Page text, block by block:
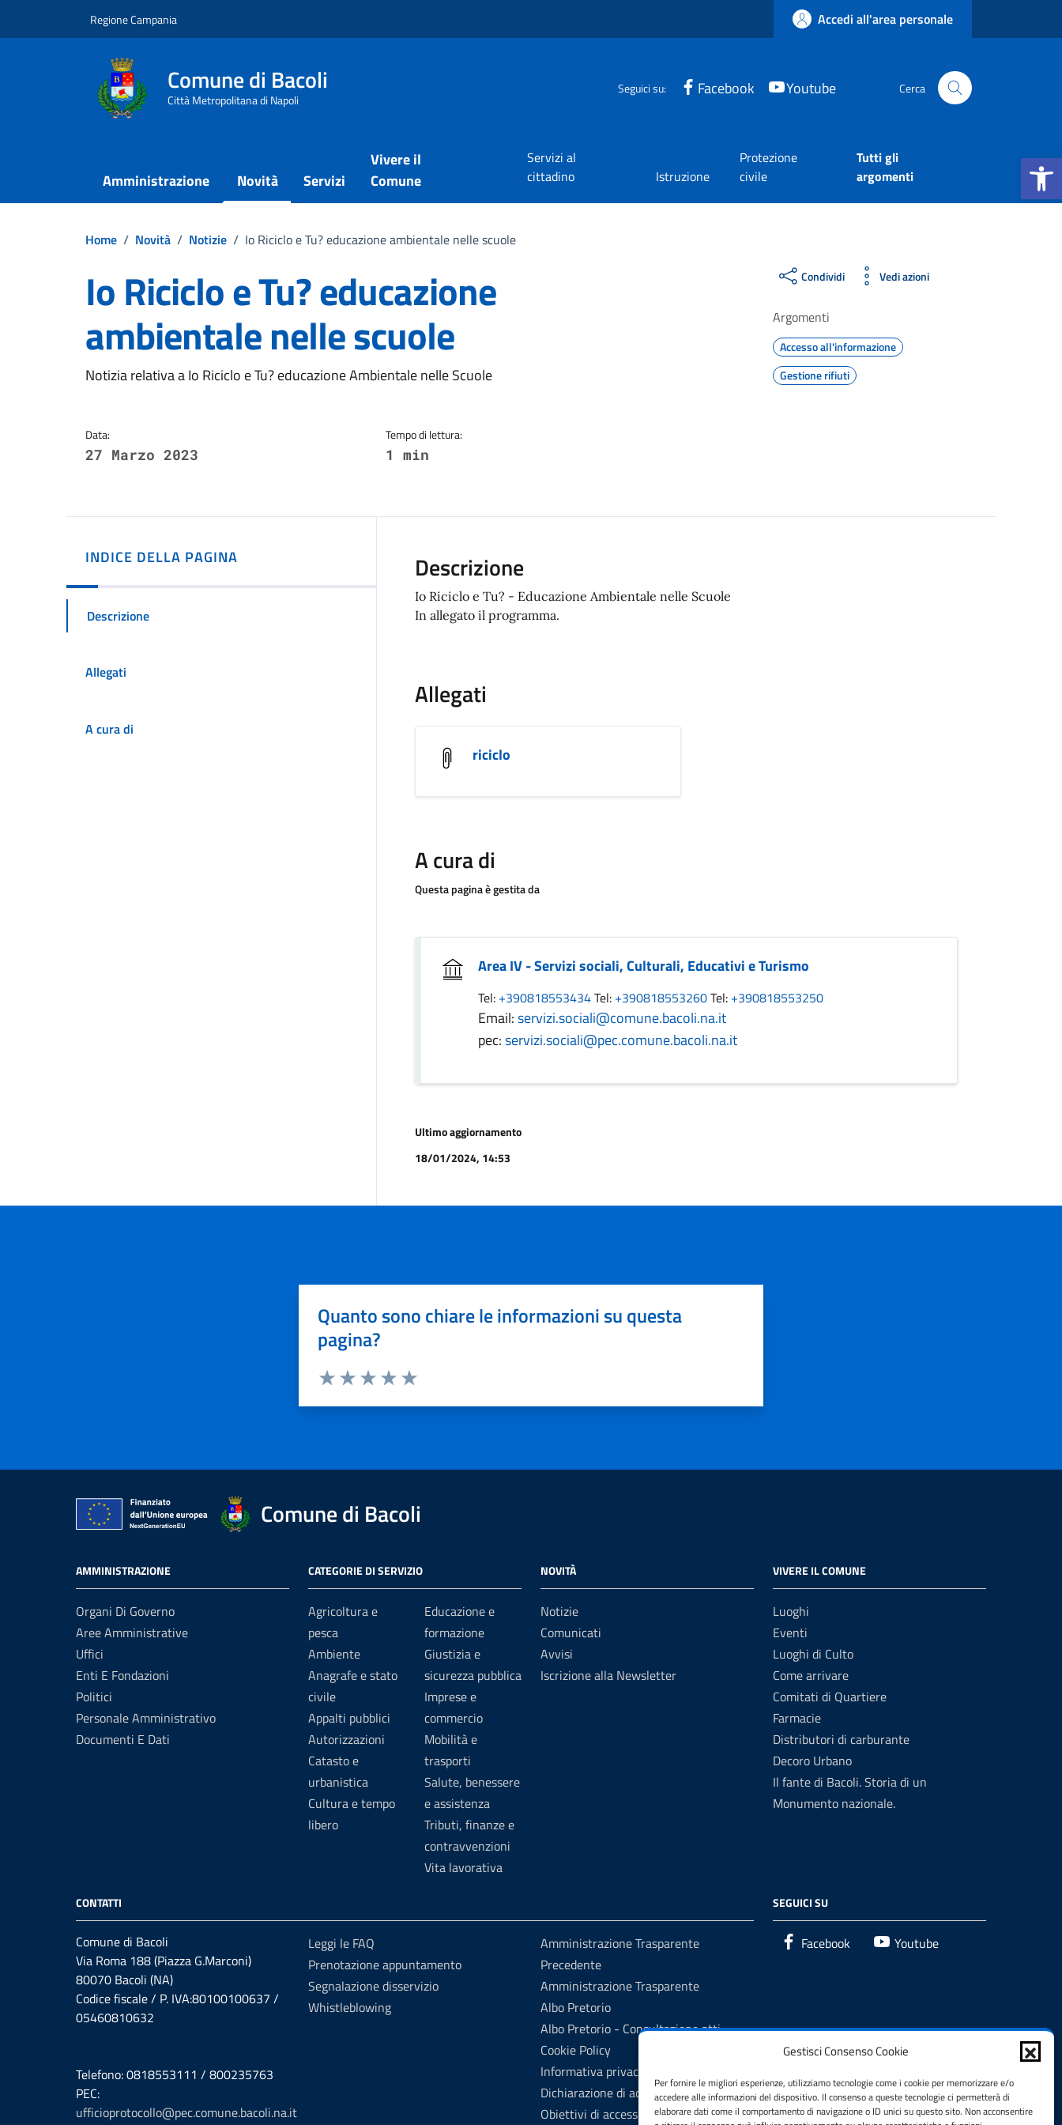
Apri la
Gestisci Consenso Cookie
Per fornire le migliori esperienze, utilizziamo tecnologie come i cookie per memorizzare e/o
accedere alle informazioni del dispositivo. Il consenso a queste tecnologie ci permetterà di
elaborare dati come il comportamento di navigazione o ID unici su questo sito. Non acconsentire
Regione Campania Accedi all'area personale
Comune di Bacoli
Città Metropolitana di Napoli
Seguici su: Facebook Youtube Cerca
Amministrazione Novità Servizi
Vivere il
Comune
Servizi al
cittadino
Istruzione
Protezione
civile
Tutti gli
argomenti
Home / Novità / Notizie / Io Riciclo e Tu? educazione ambientale nelle scuole
Io Riciclo e Tu? educazione
ambientale nelle scuole
Dettagli della notizia
Notizia relativa a Io Riciclo e Tu? educazione Ambientale nelle Scuole
Data:
27 Marzo 2023
Tempo di lettura:
1 min
Condividi Vedi azioni
Argomenti
Accesso all'informazione
Gestione rifiuti
INDICE DELLA PAGINA
Descrizione
Allegati
A cura di
Descrizione
Io Riciclo e Tu? - Educazione Ambientale nelle Scuole
In allegato il programma.
Allegati
riciclo
A cura di
Questa pagina è gestita da
Area IV - Servizi sociali, Culturali, Educativi e Turismo
Tel: +390818553434Tel: +390818553260Tel: +390818553250
Email:servizi.sociali@comune.bacoli.na.it
pec:servizi.sociali@pec.comune.bacoli.na.it
Ultimo aggiornamento
18/01/2024, 14:53
Quanto sono chiare le informazioni su questa
pagina?
Comune di Bacoli
AMMINISTRAZIONE
Organi Di Governo
Aree Amministrative
Uffici
Enti E Fondazioni
Politici
Personale Amministrativo
Documenti E Dati
CATEGORIE DI SERVIZIO
Agricoltura e
pesca
Ambiente
Anagrafe e stato
civile
Appalti pubblici
Autorizzazioni
Catasto e
urbanistica
Cultura e tempo
libero
Educazione e
formazione
Giustizia e
sicurezza pubblica
Imprese e
commercio
Mobilità e
trasporti
Salute, benessere
e assistenza
Tributi, finanze e
contravvenzioni
Vita lavorativa
NOVITÀ
Notizie
Comunicati
Avvisi
Iscrizione alla Newsletter
VIVERE IL COMUNE
Luoghi
Eventi
Luoghi di Culto
Come arrivare
Comitati di Quartiere
Farmacie
Distributori di carburante
Decoro Urbano
Il fante di Bacoli. Storia di un
Monumento nazionale.
CONTATTI
Comune di Bacoli
Via Roma 188 (Piazza G.Marconi)
80070 Bacoli (NA)
Codice fiscale / P. IVA:80100100637 /
05460810632
Telefono: 0818553111 / 800235763
PEC:
ufficioprotocollo@pec.comune.bacoli.na.it
Leggi le FAQ
Prenotazione appuntamento
Segnalazione disservizio
Whistleblowing
Amministrazione Trasparente
Precedente
Amministrazione Trasparente
Albo Pretorio
Albo Pretorio - Consultazione atti
Cookie Policy
Informativa privacy
Dichiarazione di accessibilità
Obiettivi di accessibilità
SEGUICI SU
Facebook Youtube